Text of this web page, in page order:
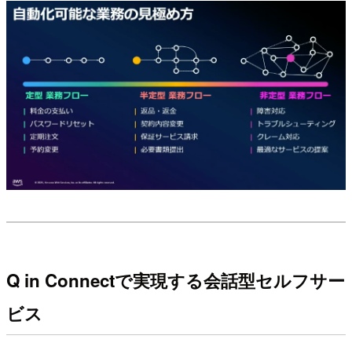
Q in Connectで実現する会話型セルフサー
ビス